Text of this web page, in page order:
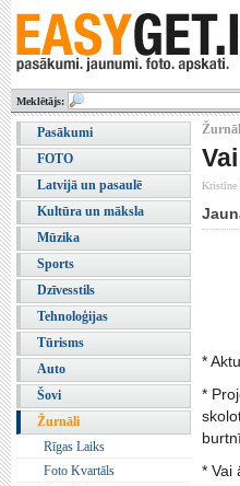
Meklētājs:
Pasākumi
FOTO
Latvijā un pasaulē
Kultūra un māksla
Mūzika
Sports
Dzīvesstils
Tehnoloģijas
Tūrisms
Auto
Šovi
Žurnāli
Rīgas Laiks
Foto Kvartāls
Kristīne
*
*
* Vai